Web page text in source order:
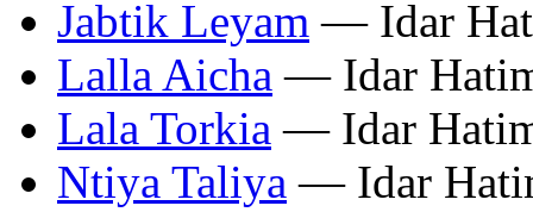
Jabtik Leyam — Idar
Lalla Aicha — Idar
Lala Torkia — Idar
Ntiya Taliya — Idar